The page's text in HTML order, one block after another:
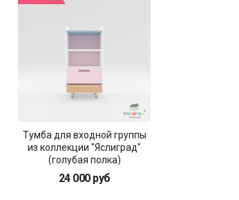
Тумба для входной группы
из коллекции "Яслиград"
(голубая полка)
24 000 руб